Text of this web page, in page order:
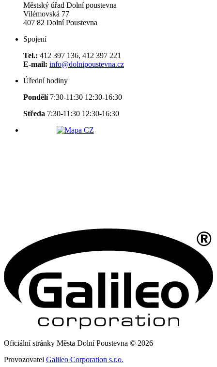
Městský úřad Dolní poustevna
Vilémovská 77
407 82 Dolní Poustevna
Spojení
Tel.: 412 397 136, 412 397 221
E-mail: info@dolnipoustevna.cz
Úřední hodiny
Pondělí 7:30-11:30 12:30-16:30
Středa 7:30-11:30 12:30-16:30
Oficiální stránky Města Dolní Poustevna © 2026
Provozovatel Galileo Corporation s.r.o.